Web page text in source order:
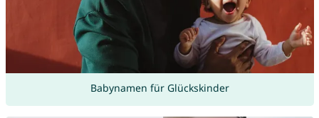
Babynamen für Glückskinder